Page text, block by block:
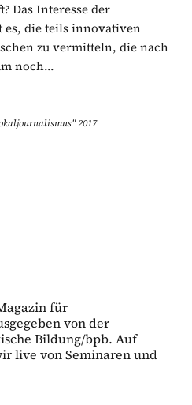
Das Interesse der
es, die teils innovativen
zu vermitteln, die nach
noch...
2017
für
von der
Bildung/bpb. Auf
live von Seminaren und